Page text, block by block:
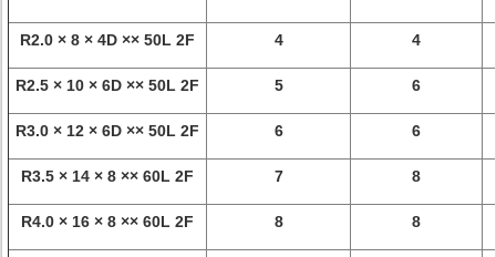
R2.0 × 8 × 4D ×× 50L 2F 4 4
R2.5 × 10 × 6D ×× 50L 2F 5 6
R3.0 × 12 × 6D ×× 50L 2F 6 6
R3.5 × 14 × 8 ×× 60L 2F 7 8
R4.0 × 16 × 8 ×× 60L 2F 8 8